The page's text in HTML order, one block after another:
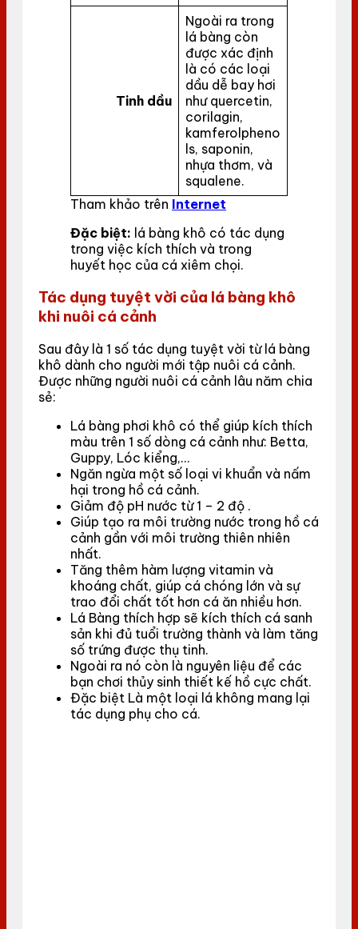
Tinh dầu
Ngoài ra trong
lá bàng còn
được xác định
là có các loại
dầu dễ bay hơi
như quercetin,
corilagin,
kamferolpheno
ls, saponin,
nhựa thơm, và
squalene.
Tham khảo trên Internet
Đặc biệt: lá bàng khô có tác dụng
trong việc kích thích và trong
huyết học của cá xiêm chọi.
Tác dụng tuyệt vời của lá bàng khô
khi nuôi cá cảnh
Sau đây là 1 số tác dụng tuyệt vời từ lá bàng
khô dành cho người mới tập nuôi cá cảnh.
Được những người nuôi cá cảnh lâu năm chia
sẻ:
Lá bàng phơi khô có thể giúp kích thích
màu trên 1 số dòng cá cảnh như: Betta,
Guppy, Lóc kiểng,…
Ngăn ngừa một số loại vi khuẩn và nấm
hại trong hồ cá cảnh.
Giảm độ pH nước từ 1 – 2 độ .
Giúp tạo ra môi trường nước trong hồ cá
cảnh gần với môi trường thiên nhiên
nhất.
Tăng thêm hàm lượng vitamin và
khoáng chất, giúp cá chóng lớn và sự
trao đổi chất tốt hơn cá ăn nhiều hơn.
Lá Bàng thích hợp sẽ kích thích cá sanh
sản khi đủ tuổi trường thành và làm tăng
số trứng được thụ tinh.
Ngoài ra nó còn là nguyên liệu để các
bạn chơi thủy sinh thiết kế hồ cực chất.
Đặc biệt Là một loại lá không mang lại
tác dụng phụ cho cá.